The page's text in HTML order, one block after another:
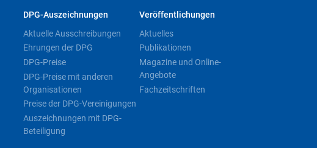
DPG-Auszeichnungen
Aktuelle Ausschreibungen
Ehrungen der DPG
DPG-Preise
DPG-Preise mit anderen
Organisationen
Preise der DPG-Vereinigungen
Auszeichnungen mit DPG-
Beteiligung
Veröffentlichungen
Aktuelles
Publikationen
Magazine und Online-
Angebote
Fachzeitschriften